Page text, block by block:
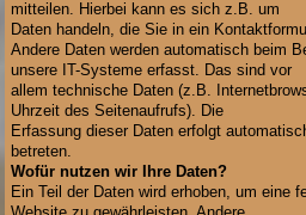
mitteilen. Hierbei kann es sich z.B. um
Daten handeln, die Sie in ein
Andere Daten werden automatisch beim
unsere IT-Systeme erfasst. Das sind vor
allem technische Daten (z.B.
Uhrzeit des Seitenaufrufs). Die
Erfassung dieser Daten erfolgt
betreten.
Wofür nutzen wir Ihre Daten?
Ein Teil der Daten wird erhoben, um eine